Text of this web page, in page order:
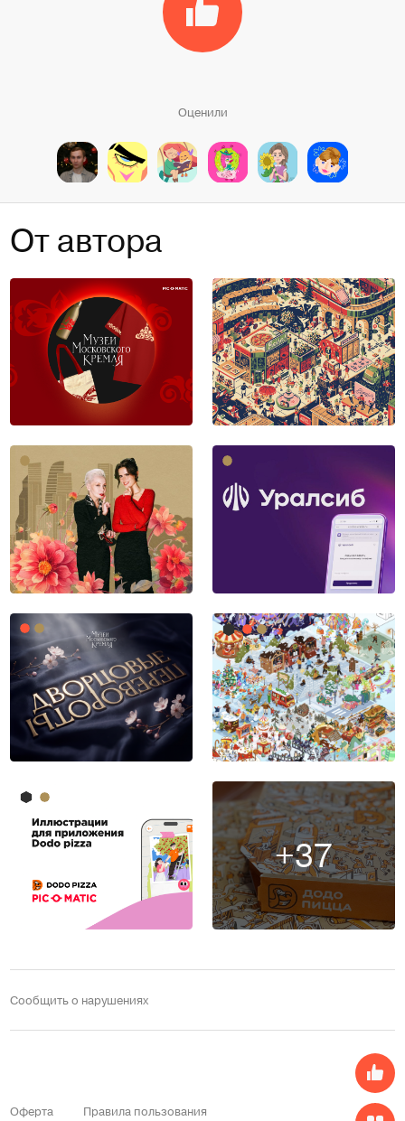
Оценили
От автора
+37
Сообщить о нарушениях
Оферта Правила пользования